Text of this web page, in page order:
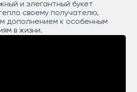
и элегантный букет
своему получателю,
дополнением к особенным
в жизни.